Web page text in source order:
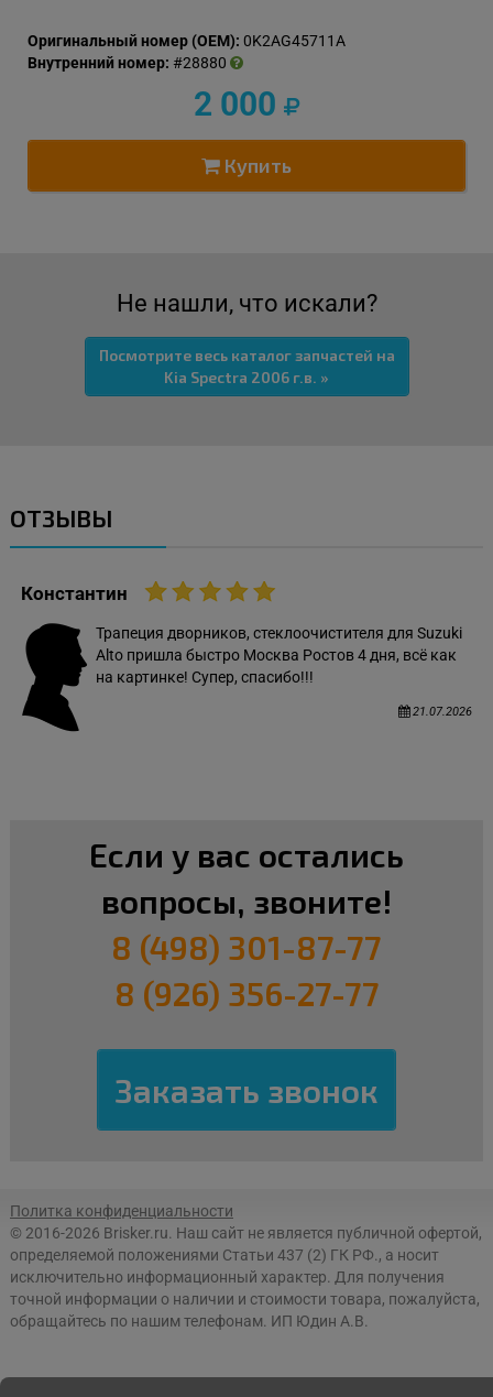
Оригинальный номер (OEM): 0K2AG45711A
Внутренний номер: #28880
2 000
Купить
Не нашли, что искали?
Посмотрите весь каталог запчастей на
Kia Spectra 2006 г.в. »
ОТЗЫВЫ
Константин
Трапеция дворников, стеклоочистителя для Suzuki
Alto пришла быстро Москва Ростов 4 дня, всё как
на картинке! Супер, спасибо!!!
21.07.2026
Если у вас остались
вопросы, звоните!
8 (498) 301-87-77
8 (926) 356-27-77
Политка конфиденциальности
© 2016-2026 Brisker.ru. Наш сайт не является публичной офертой,
определяемой положениями Статьи 437 (2) ГК РФ., а носит
исключительно информационный характер. Для получения
точной информации о наличии и стоимости товара, пожалуйста,
обращайтесь по нашим телефонам. ИП Юдин А.В.